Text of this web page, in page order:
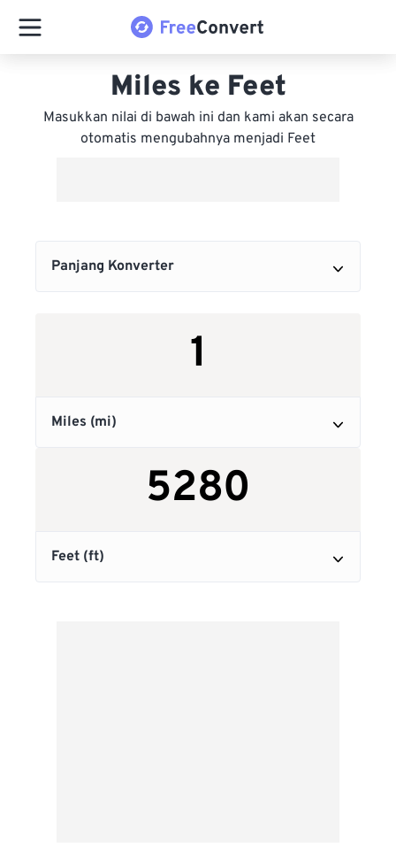
Miles ke Feet
Masukkan nilai di bawah ini dan kami akan secara
otomatis mengubahnya menjadi Feet